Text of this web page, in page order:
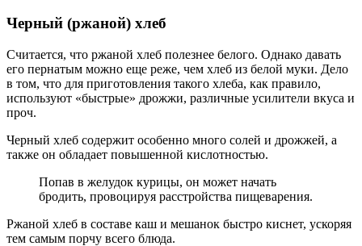
Черный (ржаной) хлеб
Считается, что ржаной хлеб полезнее белого. Однако давать
его пернатым можно еще реже, чем хлеб из белой муки. Дело
в том, что для приготовления такого хлеба, как правило,
используют «быстрые» дрожжи, различные усилители вкуса и
проч.
Черный хлеб содержит особенно много солей и дрожжей, а
также он обладает повышенной кислотностью.
Попав в желудок курицы, он может начать
бродить, провоцируя расстройства пищеварения.
Ржаной хлеб в составе каш и мешанок быстро киснет, ускоряя
тем самым порчу всего блюда.